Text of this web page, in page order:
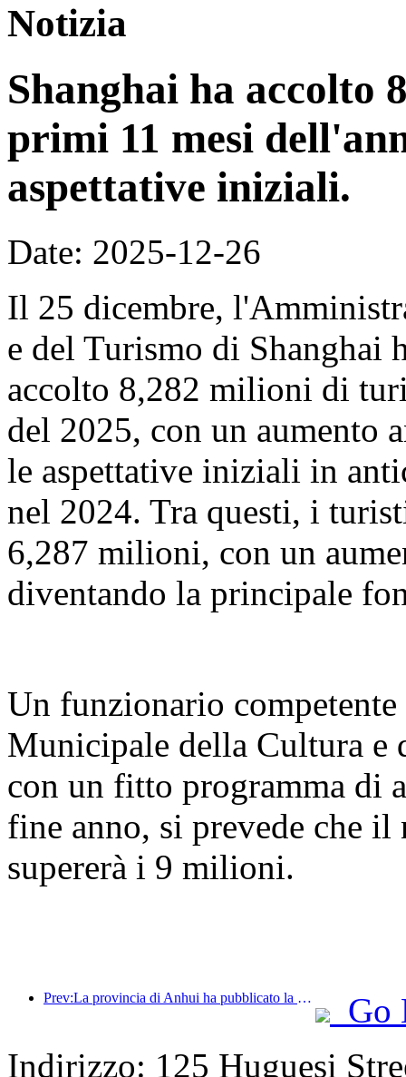
Notizia
Shanghai ha accolto
primi 11 mesi
aspettative iniziali.
Date: 2025-12-26
Il 25 dicembre,
e del Turismo di Shanghai
accolto 8,282 milioni di
del 2025, con un aumento
le aspettative iniziali in
nel 2024. Tra questi, i
6,287 milioni, con un
diventando la principale
Un funzionario
Municipale della Cultura e
con un fitto programma di
fine anno, si prevede che
supererà i 9 milioni.
Prev:La provincia di Anhui ha pubblicato la proposta del '15° piano quinquennale', con l'obiettivo di trasformare l'industria del turismo culturale in un settore fondamentale.
Go
Indirizzo: 125 Huguesi